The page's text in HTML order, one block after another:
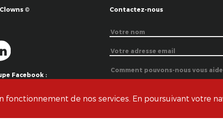
©
Facebook :
Contactez-nous
fonctionnement de nos services. En poursuivant votre